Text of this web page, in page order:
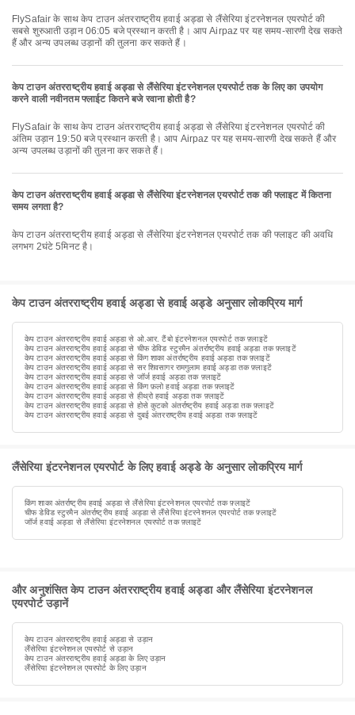
FlySafair के साथ केप टाउन अंतरराष्ट्रीय हवाई अड्डा से लैंसेरिया इंटरनेशनल एयरपोर्ट की
सबसे शुरुआती उड़ान 06:05 बजे प्रस्थान करती है। आप Airpaz पर यह समय-सारणी देख सकते
हैं और अन्य उपलब्ध उड़ानों की तुलना कर सकते हैं।
केप टाउन अंतरराष्ट्रीय हवाई अड्डा से लैंसेरिया इंटरनेशनल एयरपोर्ट तक के लिए का उपयोग
करने वाली नवीनतम फ्लाईट कितने बजे रवाना होती है?
FlySafair के साथ केप टाउन अंतरराष्ट्रीय हवाई अड्डा से लैंसेरिया इंटरनेशनल एयरपोर्ट की
अंतिम उड़ान 19:50 बजे प्रस्थान करती है। आप Airpaz पर यह समय-सारणी देख सकते हैं और
अन्य उपलब्ध उड़ानों की तुलना कर सकते हैं।
केप टाउन अंतरराष्ट्रीय हवाई अड्डा से लैंसेरिया इंटरनेशनल एयरपोर्ट तक की फ्लाइट में कितना
समय लगता है?
केप टाउन अंतरराष्ट्रीय हवाई अड्डा से लैंसेरिया इंटरनेशनल एयरपोर्ट तक की फ्लाइट की अवधि
लगभग 2घंटे 5मिनट है।
केप टाउन अंतरराष्ट्रीय हवाई अड्डा से हवाई अड्डे अनुसार लोकप्रिय मार्ग
केप टाउन अंतरराष्ट्रीय हवाई अड्डा से ओ.आर. टैंबो इंटरनेशनल एयरपोर्ट तक फ़्लाइटें
केप टाउन अंतरराष्ट्रीय हवाई अड्डा से चीफ डेविड स्टुरमैन अंतर्राष्ट्रीय हवाई अड्डा तक फ़्लाइटें
केप टाउन अंतरराष्ट्रीय हवाई अड्डा से किंग शाका अंतर्राष्ट्रीय हवाई अड्डा तक फ़्लाइटें
केप टाउन अंतरराष्ट्रीय हवाई अड्डा से सर शिवसागर रामगुलाम हवाई अड्डा तक फ़्लाइटें
केप टाउन अंतरराष्ट्रीय हवाई अड्डा से जॉर्ज हवाई अड्डा तक फ़्लाइटें
केप टाउन अंतरराष्ट्रीय हवाई अड्डा से किंग फ़लो हवाई अड्डा तक फ़्लाइटें
केप टाउन अंतरराष्ट्रीय हवाई अड्डा से हीथ्रो हवाई अड्डा तक फ़्लाइटें
केप टाउन अंतरराष्ट्रीय हवाई अड्डा से होसे कुटको अंतर्राष्ट्रीय हवाई अड्डा तक फ़्लाइटें
केप टाउन अंतरराष्ट्रीय हवाई अड्डा से दुबई अंतरराष्ट्रीय हवाई अड्डा तक फ़्लाइटें
लैंसेरिया इंटरनेशनल एयरपोर्ट के लिए हवाई अड्डे के अनुसार लोकप्रिय मार्ग
किंग शाका अंतर्राष्ट्रीय हवाई अड्डा से लैंसेरिया इंटरनेशनल एयरपोर्ट तक फ़्लाइटें
चीफ डेविड स्टुरमैन अंतर्राष्ट्रीय हवाई अड्डा से लैंसेरिया इंटरनेशनल एयरपोर्ट तक फ़्लाइटें
जॉर्ज हवाई अड्डा से लैंसेरिया इंटरनेशनल एयरपोर्ट तक फ़्लाइटें
और अनुशंसित केप टाउन अंतरराष्ट्रीय हवाई अड्डा और लैंसेरिया इंटरनेशनल
एयरपोर्ट उड़ानें
केप टाउन अंतरराष्ट्रीय हवाई अड्डा से उड़ान
लैंसेरिया इंटरनेशनल एयरपोर्ट से उड़ान
केप टाउन अंतरराष्ट्रीय हवाई अड्डा के लिए उड़ान
लैंसेरिया इंटरनेशनल एयरपोर्ट के लिए उड़ान